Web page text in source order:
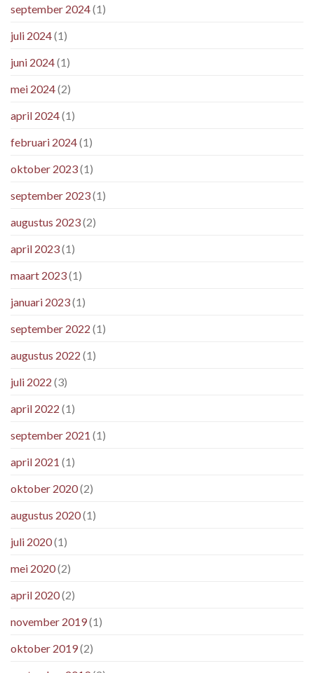
september 2024(1)
juli 2024(1)
juni 2024(1)
mei 2024(2)
april 2024(1)
februari 2024(1)
oktober 2023(1)
september 2023(1)
augustus 2023(2)
april 2023(1)
maart 2023(1)
januari 2023(1)
september 2022 (1)
augustus 2022 (1)
juli 2022 (3)
april 2022 (1)
september 2021 (1)
april 2021 (1)
oktober 2020(2)
augustus 2020(1)
juli 2020(1)
mei 2020(2)
april 2020(2)
november 2019(1)
oktober 2019(2)